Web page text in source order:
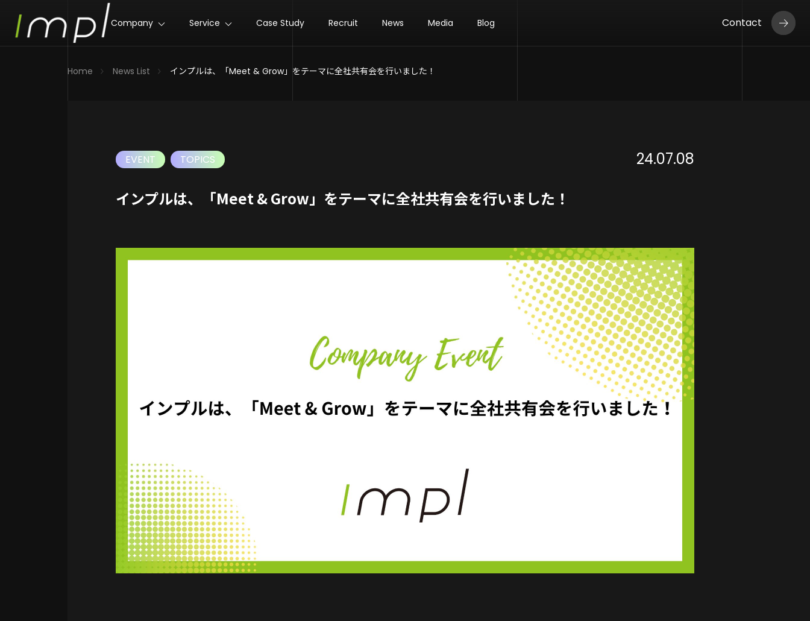
Company Service Case Study Recruit News Media Blog Contact
Home News List インプルは、「Meet & Grow」をテーマに全社共有会を行いました！
EVENT TOPICS 24.07.08
インプルは、「Meet & Grow」をテーマに全社共有会を行いました！